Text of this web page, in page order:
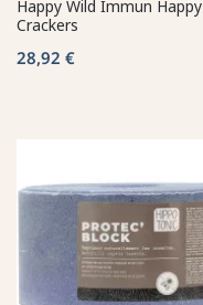
Happy Wild Immun Happy
Crackers
28,92 €